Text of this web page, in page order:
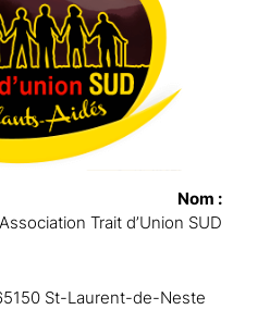
Nom :
Association Trait d’Union SUD
St-Laurent-de-Neste